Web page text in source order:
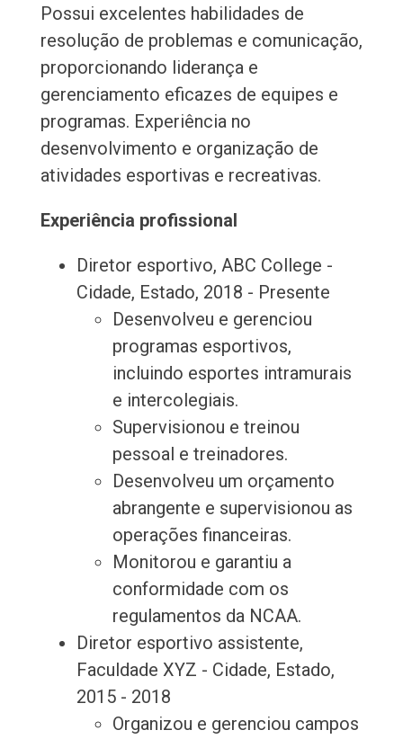
Possui excelentes habilidades de
resolução de problemas e comunicação,
proporcionando liderança e
gerenciamento eficazes de equipes e
programas. Experiência no
desenvolvimento e organização de
atividades esportivas e recreativas.
Experiência profissional
Diretor esportivo, ABC College -
Cidade, Estado, 2018 - Presente
Desenvolveu e gerenciou
programas esportivos,
incluindo esportes intramurais
e intercolegiais.
Supervisionou e treinou
pessoal e treinadores.
Desenvolveu um orçamento
abrangente e supervisionou as
operações financeiras.
Monitorou e garantiu a
conformidade com os
regulamentos da NCAA.
Diretor esportivo assistente,
Faculdade XYZ - Cidade, Estado,
2015 - 2018
Organizou e gerenciou campos